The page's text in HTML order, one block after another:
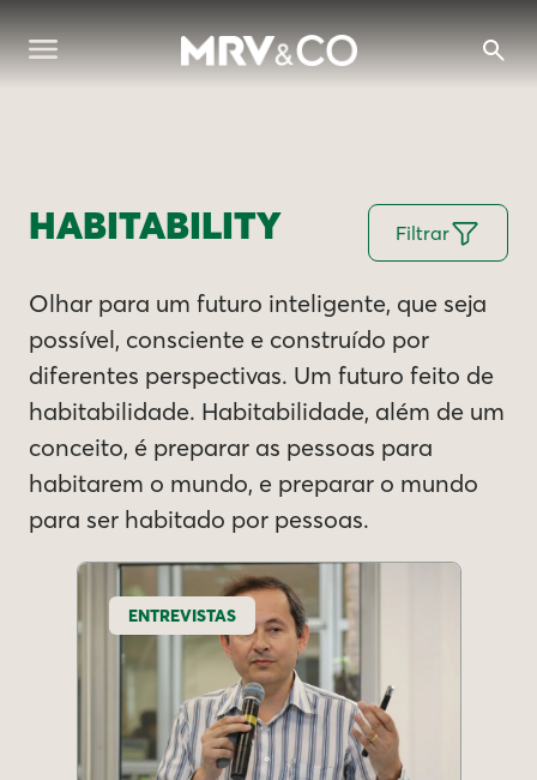
HABITABILITY Filtrar
Olhar para um futuro inteligente, que seja
possível, consciente e construído por
diferentes perspectivas. Um futuro feito de
habitabilidade. Habitabilidade, além de um
conceito, é preparar as pessoas para
habitarem o mundo, e preparar o mundo
para ser habitado por pessoas.
ENTREVISTAS